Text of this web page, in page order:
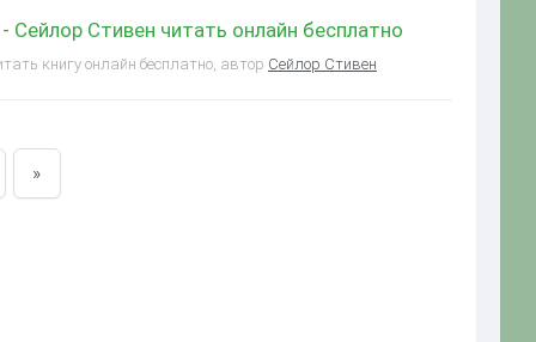
Стивен читать онлайн бесплатно
книгу онлайн бесплатно, автор Сейлор Стивен
»